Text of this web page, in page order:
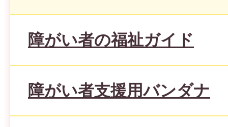
障がい者の福祉ガイド
障がい者支援用バンダナ